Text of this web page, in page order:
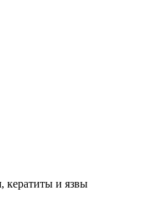
кератиты и язвы